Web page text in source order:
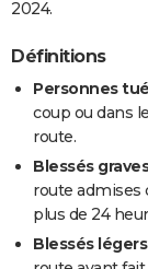
2024.
Définitions
Personnes
coup ou dans
route.
Blessés
route
plus de 24
Blessés